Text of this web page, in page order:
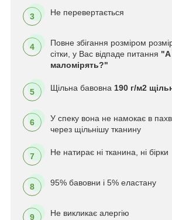
3 Не перевертається
4
Повне збігання розміром
сітки, у Вас відпаде питання "А
маломірять?"
5 Щільна бавовна 190 г/м2
6
У спеку вона не намокає в
через щільнішу тканину
7 Не натирає ні тканина, ні бірки
8 95% бавовни і 5% еластану
9 Не викликає алергію